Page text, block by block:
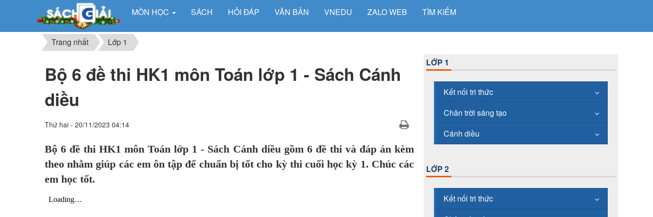
MÔN HỌC SÁCH HỎI ĐÁP VĂN BẢN VNEDU ZALO WEB TÌM KIẾM
Trang nhất Lớp 1
Bộ 6 đề thi HK1 môn Toán lớp 1 - Sách Cánh
diều
Thứ hai - 20/11/2023 04:14
Bộ 6 đề thi HK1 môn Toán lớp 1 - Sách Cánh diều gồm 6 đề thi và đáp án kèm
theo nhằm giúp các em ôn tập để chuẩn bị tốt cho kỳ thi cuối học kỳ 1. Chúc các
em học tốt.
LỚP 1
Kết nối tri thức
Chân trời sáng tạo
Cánh diều
LỚP 2
Kết nối tri thức